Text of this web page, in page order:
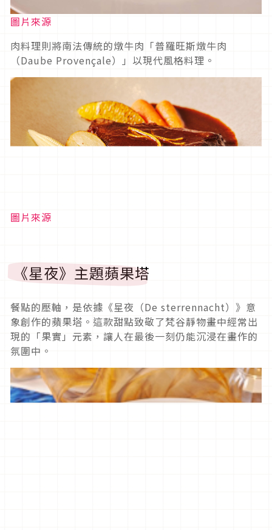
圖片來源
肉料理則將南法傳統的燉牛肉「普羅旺斯燉牛肉
（Daube Provençale）」以現代風格料理。
圖片來源
《星夜》主題蘋果塔
餐點的壓軸，是依據《星夜（De sterrennacht）》意
象創作的蘋果塔。這款甜點致敬了梵谷靜物畫中經常出
現的「果實」元素，讓人在最後一刻仍能沉浸在畫作的
氛圍中。